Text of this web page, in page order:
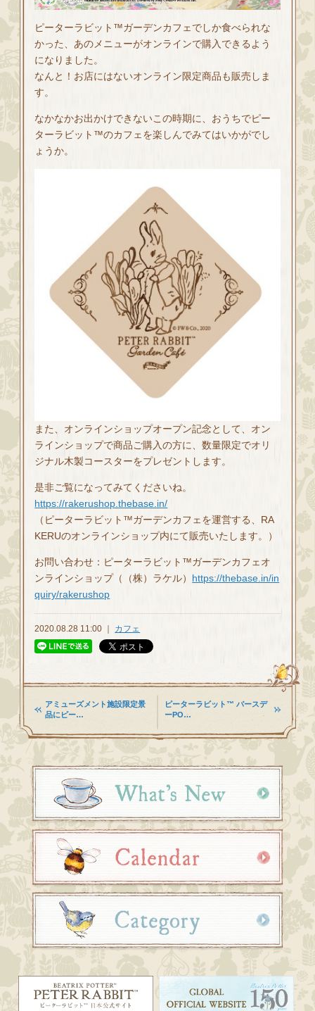
ピーターラビット™ガーデンカフェでしか食べられな
かった、あのメニューがオンラインで購入できるよう
になりました。
なんと！お店にはないオンライン限定商品も販売しま
す。
なかなかお出かけできないこの時期に、おうちでピー
ターラビット™のカフェを楽しんでみてはいかがでし
ょうか。
また、オンラインショップオープン記念として、オン
ラインショップで商品ご購入の方に、数量限定でオリ
ジナル木製コースターをプレゼントします。
是非ご覧になってみてくださいね。
https://rakerushop.thebase.in/
（ピーターラビット™ガーデンカフェを運営する、RA
KERUのオンラインショップ内にて販売いたします。）
お問い合わせ：ピーターラビット™ガーデンカフェオ
ンラインショップ（（株）ラケル） https://thebase.in/in
quiry/rakerushop
2020.08.28 11:00 ｜ カフェ
アミューズメント施設限定景
品にピー…
ピーターラビット™ バースデ
ーPO…